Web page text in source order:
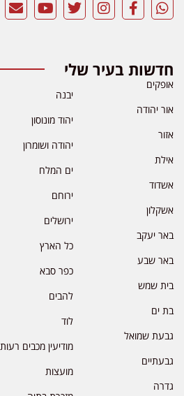
חדשות בעיר שלי
אופקים
אור יהודה
אזור
אילת
אשדוד
אשקלון
באר יעקב
באר שבע
בית שמש
בת ים
גבעת שמואל
גבעתיים
גדרה
יבנה
יהוד מונוסון
יהודה ושומרון
ים המלח
ירוחם
ירושלים
כל הארץ
כפר סבא
להבים
לוד
מודיעין מכבים רעות
מועצות